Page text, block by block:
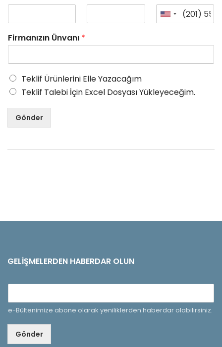
Firmanızın Ünvanı *
Teklif Ürünlerini Elle Yazacağım
Teklif Talebi İçin Excel Dosyası Yükleyeceğim.
Gönder
GELIŞMELERDEN HABERDAR OLUN
e-Bültenimize abone olarak yeniliklerden haberdar olabilirsiniz.
Gönder